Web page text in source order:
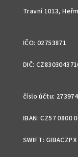
Travní 1013,
IČO: 02753871
DIČ:
číslo účtu:
IBAN: CZ57 0800
SWIFT: GIBACZPX